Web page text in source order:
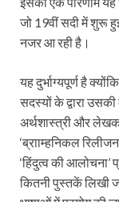
जो 19वीं सदी में शुरू
नजर आ रही है।
यह दुर्भाग्यपूर्ण है
सदस्यों के द्वारा उसकी
अर्थशास्त्री और
‘ब्रााम्हनि‍कल
‘हिंदुत्व की
कितनी पुस्तकें लिखी